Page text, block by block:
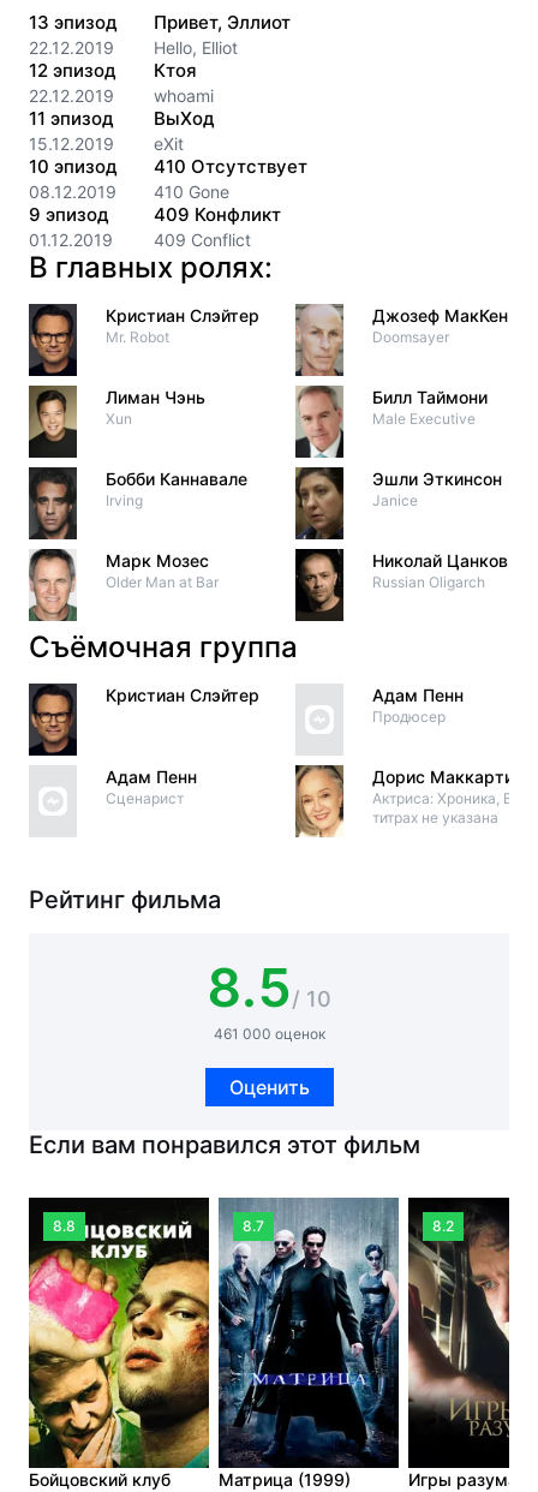
13 эпизод
22.12.2019
Привет, Эллиот
Hello, Elliot
12 эпизод
22.12.2019
Ктоя
whoami
11 эпизод
15.12.2019
ВыХод
eXit
10 эпизод
08.12.2019
410 Отсутствует
410 Gone
9 эпизод
01.12.2019
409 Конфликт
409 Conflict
В главных ролях:
Кристиан Слэйтер
Mr. Robot
Лиман Чэнь
Xun
Бобби Каннавале
Irving
Марк Мозес
Older Man at Bar
Джозеф МакКенна
Doomsayer
Билл Таймони
Male Executive
Эшли Эткинсон
Janice
Николай Цанков
Russian Oligarch
Съёмочная группа
Кристиан Слэйтер
Адам Пенн
Сценарист
Адам Пенн
Продюсер
Дорис Маккарти
Актриса: Хроника, В
титрах не указана
Рейтинг фильма
8.5/ 10
461 000 оценок
Оценить
Если вам понравился этот фильм
8.8
Бойцовский клуб
8.7
Матрица (1999)
8.2
Игры разума